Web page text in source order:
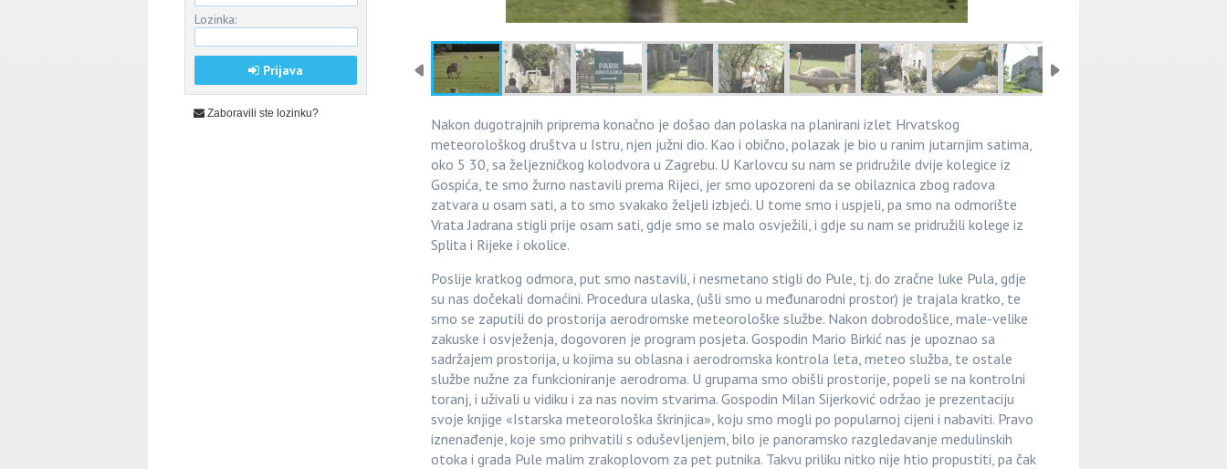
Nakon dugotrajnih priprema konačno je došao dan polaska na planirani izlet Hrvatskog
meteorološkog društva u Istru, njen južni dio. Kao i obično, polazak je bio u ranim jutarnjim satima,
oko 5 30, sa željezničkog kolodvora u Zagrebu. U Karlovcu su nam se pridružile dvije kolegice iz
Gospića, te smo žurno nastavili prema Rijeci, jer smo upozoreni da se obilaznica zbog radova
zatvara u osam sati, a to smo svakako željeli izbjeći. U tome smo i uspjeli, pa smo na odmorište
Vrata Jadrana stigli prije osam sati, gdje smo se malo osvježili, i gdje su nam se pridružili kolege iz
Splita i Rijeke i okolice.
Poslije kratkog odmora, put smo nastavili, i nesmetano stigli do Pule, tj. do zračne luke Pula, gdje
su nas dočekali domaćini. Procedura ulaska, (ušli smo u međunarodni prostor) je trajala kratko, te
smo se zaputili do prostorija aerodromske meteorološke službe. Nakon dobrodošlice, male-velike
zakuske i osvježenja, dogovoren je program posjeta. Gospodin Mario Birkić nas je upoznao sa
sadržajem prostorija, u kojima su oblasna i aerodromska kontrola leta, meteo služba, te ostale
službe nužne za funkcioniranje aerodroma. U grupama smo obišli prostorije, popeli se na kontrolni
toranj, i uživali u vidiku i za nas novim stvarima. Gospodin Milan Sijerković održao je prezentaciju
svoje knjige «Istarska meteorološka škrinjica», koju smo mogli po popularnoj cijeni i nabaviti. Pravo
iznenađenje, koje smo prihvatili s oduševljenjem, bilo je panoramsko razgledavanje medulinskih
otoka i grada Pule malim zrakoplovom za pet putnika. Takvu priliku nitko nije htio propustiti, pa čak
Lozinka:
Prijava
Zaboravili ste lozinku?